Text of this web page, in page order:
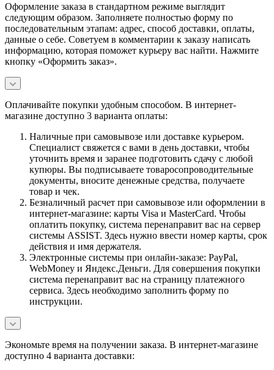
Оформление заказа в стандартном режиме выглядит
следующим образом. Заполняете полностью форму по
последовательным этапам: адрес, способ доставки, оплаты,
данные о себе. Советуем в комментарии к заказу написать
информацию, которая поможет курьеру вас найти. Нажмите
кнопку «Оформить заказ».
Оплачивайте покупки удобным способом. В интернет-
магазине доступно 3 варианта оплаты:
Наличные при самовывозе или доставке курьером.
Специалист свяжется с вами в день доставки, чтобы
уточнить время и заранее подготовить сдачу с любой
купюры. Вы подписываете товаросопроводительные
документы, вносите денежные средства, получаете
товар и чек.
Безналичный расчет при самовывозе или оформлении в
интернет-магазине: карты Visa и MasterCard. Чтобы
оплатить покупку, система перенаправит вас на сервер
системы ASSIST. Здесь нужно ввести номер карты, срок
действия и имя держателя.
Электронные системы при онлайн-заказе: PayPal,
WebMoney и Яндекс.Деньги. Для совершения покупки
система перенаправит вас на страницу платежного
сервиса. Здесь необходимо заполнить форму по
инструкции.
Экономьте время на получении заказа. В интернет-магазине
доступно 4 варианта доставки: